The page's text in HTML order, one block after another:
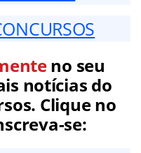
no seu
notícias do
Clique no
se: